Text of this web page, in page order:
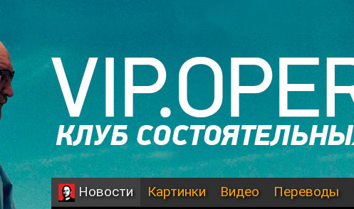
Новости Картинки Видео Переводы